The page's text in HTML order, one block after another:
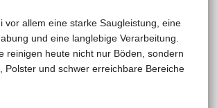
vor allem eine starke Saugleistung, eine
und eine langlebige Verarbeitung.
reinigen heute nicht nur Böden, sondern
Polster und schwer erreichbare Bereiche